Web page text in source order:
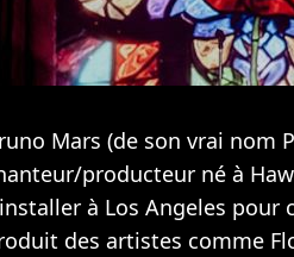
Mars (de son vrai nom
producteur né à
à Los Angeles pour
des artistes comme